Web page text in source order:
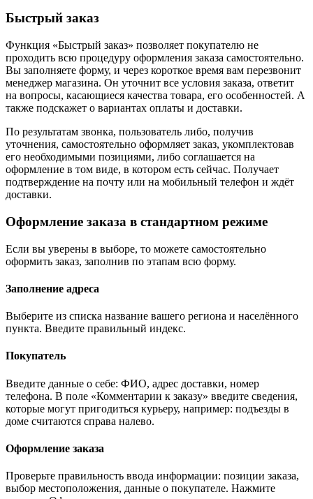
Быстрый заказ
Функция «Быстрый заказ» позволяет покупателю не
проходить всю процедуру оформления заказа самостоятельно.
Вы заполняете форму, и через короткое время вам перезвонит
менеджер магазина. Он уточнит все условия заказа, ответит
на вопросы, касающиеся качества товара, его особенностей. А
также подскажет о вариантах оплаты и доставки.
По результатам звонка, пользователь либо, получив
уточнения, самостоятельно оформляет заказ, укомплектовав
его необходимыми позициями, либо соглашается на
оформление в том виде, в котором есть сейчас. Получает
подтверждение на почту или на мобильный телефон и ждёт
доставки.
Оформление заказа в стандартном режиме
Если вы уверены в выборе, то можете самостоятельно
оформить заказ, заполнив по этапам всю форму.
Заполнение адреса
Выберите из списка название вашего региона и населённого
пункта. Введите правильный индекс.
Покупатель
Введите данные о себе: ФИО, адрес доставки, номер
телефона. В поле «Комментарии к заказу» введите сведения,
которые могут пригодиться курьеру, например: подъезды в
доме считаются справа налево.
Оформление заказа
Проверьте правильность ввода информации: позиции заказа,
выбор местоположения, данные о покупателе. Нажмите